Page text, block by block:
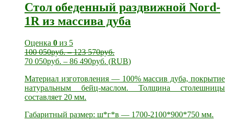
Стол обеденный раздвижной Nord-
1R из массива дуба
Оценка 0 из 5
100 050руб.–123 570руб.
70 050руб. – 86 490руб. (RUB)
Материал изготовления — 100% массив дуба, покрытие
натуральным бейц-маслом. Толщина столешницы
составляет 20 мм.
Габаритный размер: ш*г*в — 1700-2100*900*750 мм.